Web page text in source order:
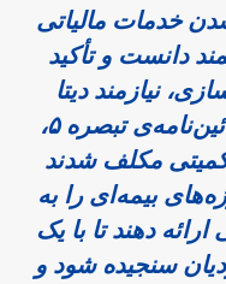
خدمات مالیاتی
دانست و تأکید
نیازمند دیتا
است. در ماده‌ی ۱۶۹ مکرر و آئین‌نامه‌ی تبصره ۵،
مکلف شدند
بیمه‌ای را به
دهند تا با یک
سنجیده شود و